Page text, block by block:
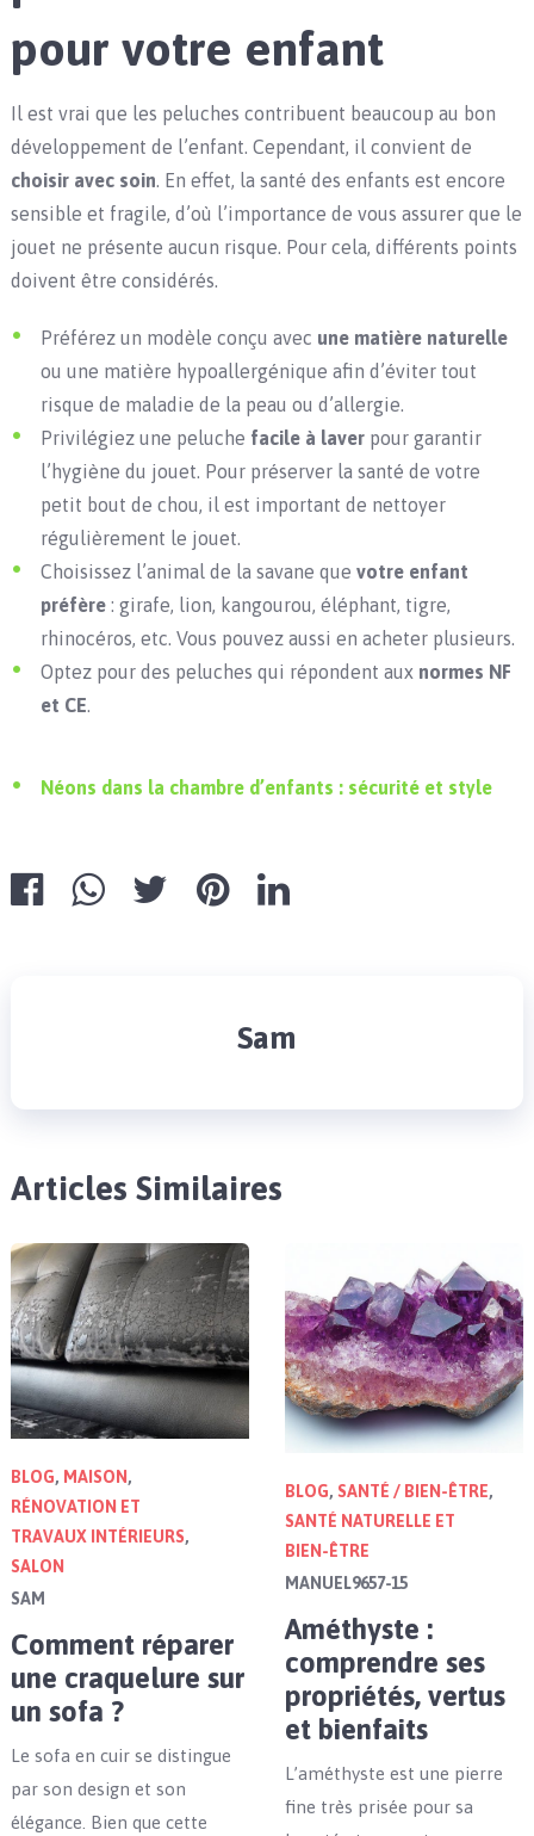
pour votre enfant
Il est vrai que les peluches contribuent beaucoup au bon
développement de l’enfant. Cependant, il convient de
choisir avec soin. En effet, la santé des enfants est encore
sensible et fragile, d’où l’importance de vous assurer que le
jouet ne présente aucun risque. Pour cela, différents points
doivent être considérés.
Préférez un modèle conçu avec une matière naturelle
ou une matière hypoallergénique afin d’éviter tout
risque de maladie de la peau ou d’allergie.
Privilégiez une peluche facile à laver pour garantir
l’hygiène du jouet. Pour préserver la santé de votre
petit bout de chou, il est important de nettoyer
régulièrement le jouet.
Choisissez l’animal de la savane que votre enfant
préfère: girafe, lion, kangourou, éléphant, tigre,
rhinocéros, etc. Vous pouvez aussi en acheter plusieurs.
Optez pour des peluches qui répondent aux normes NF
et CE.
Néons dans la chambre d’enfants : sécurité et style
Sam
Articles Similaires
BLOG, MAISON,
RÉNOVATION ET
TRAVAUX INTÉRIEURS,
SALON
SAM
Comment réparer
une craquelure sur
un sofa ?
Le sofa en cuir se distingue
par son design et son
élégance. Bien que cette
BLOG, SANTÉ / BIEN-ÊTRE,
SANTÉ NATURELLE ET
BIEN-ÊTRE
MANUEL9657-15
Améthyste :
comprendre ses
propriétés, vertus
et bienfaits
L’améthyste est une pierre
fine très prisée pour sa